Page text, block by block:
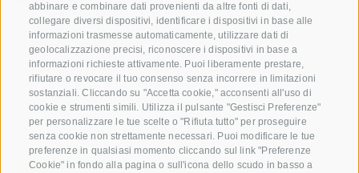
abbinare e combinare dati provenienti da altre fonti di dati,
collegare diversi dispositivi, identificare i dispositivi in base alle
informazioni trasmesse automaticamente, utilizzare dati di
geolocalizzazione precisi, riconoscere i dispositivi in base a
informazioni richieste attivamente. Puoi liberamente prestare,
rifiutare o revocare il tuo consenso senza incorrere in limitazioni
sostanziali. Cliccando su "Accetta cookie," acconsenti all'uso di
cookie e strumenti simili. Utilizza il pulsante "Gestisci Preferenze"
per personalizzare le tue scelte o "Rifiuta tutto" per proseguire
senza cookie non strettamente necessari. Puoi modificare le tue
preferenze in qualsiasi momento cliccando sul link "Preferenze
Cookie" in fondo alla pagina o sull'icona dello scudo in basso a
Domande e risposte
Le nostre varietá di mele
Ricette di mele